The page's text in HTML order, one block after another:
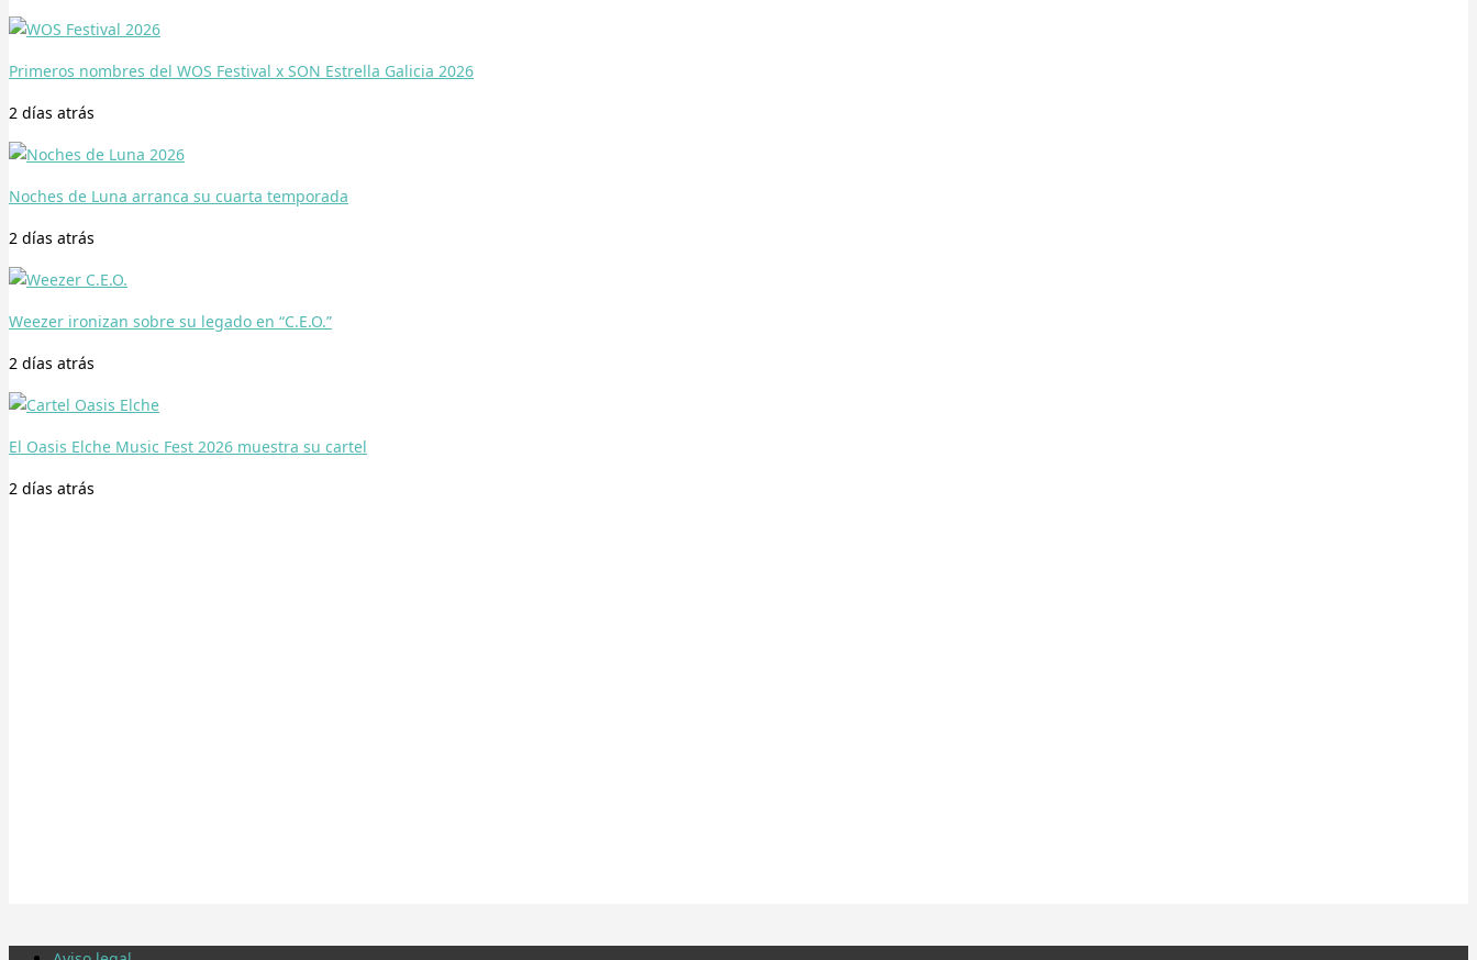
Primeros nombres del WOS Festival x SON Estrella Galicia 2026
2 días atrás
Noches de Luna arranca su cuarta temporada
2 días atrás
Weezer ironizan sobre su legado en “C.E.O.”
2 días atrás
El Oasis Elche Music Fest 2026 muestra su cartel
2 días atrás